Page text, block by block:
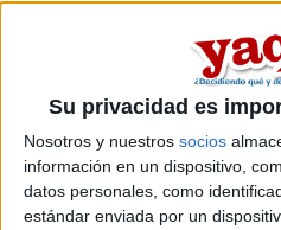
Su privacidad es
Nosotros y nuestros socios
información en un dispositivo,
datos personales, como
estándar enviada por un
Sobre ti